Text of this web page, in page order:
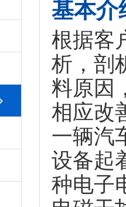
基本介
根据客
析，剖
料原因
相应改
一辆汽
设备起
种电子